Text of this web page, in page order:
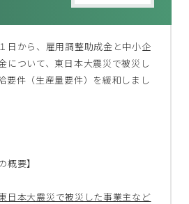
日から、雇用調整助成金と中小企
について、東日本大震災で被災し
要件（生産量要件）を緩和しまし
要】
日本大震災で被災した事業主など